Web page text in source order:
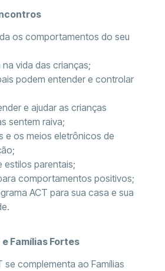
os comportamentos do seu
vida das crianças;
podem entender e controlar
e ajudar as crianças
sentem raiva;
e os meios eletrônicos de
estilos parentais;
comportamentos positivos;
ACT para sua casa e sua
Famílias Fortes
se complementa ao Famílias